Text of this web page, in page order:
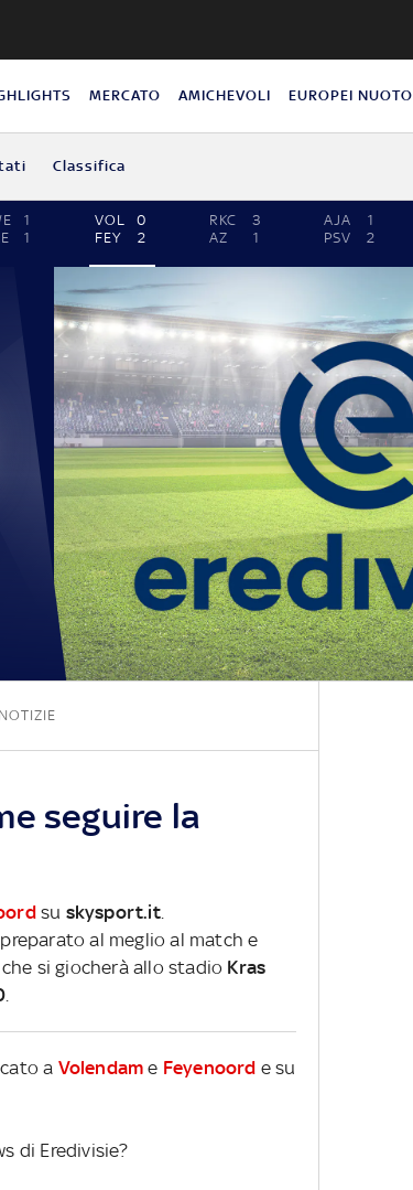
MERCATO AMICHEVOLI EUROPEI NUOTO
Classifica
1
1
VOL
0
FEY
2
RKC
3
AZ
1
AJA
1
PSV
2
0 - 2
NOTIZIE
seguire la
su skysport.it.
al meglio al match e
si giocherà allo stadio Kras
a Volendam e Feyenoord e su
di Eredivisie?